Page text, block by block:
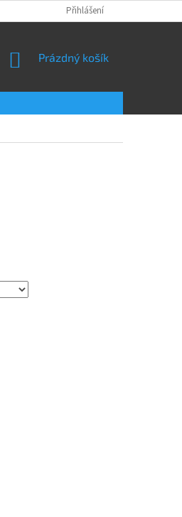
Přihlášení
NÁKUPNÍ
Prázdný košík